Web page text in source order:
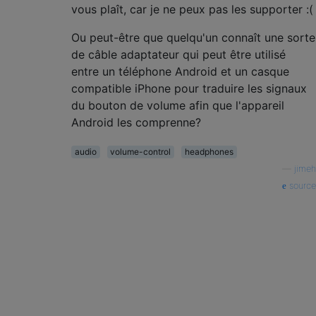
vous plaît, car je ne peux pas les supporter :(
Ou peut-être que quelqu'un connaît une sorte
de câble adaptateur qui peut être utilisé
entre un téléphone Android et un casque
compatible iPhone pour traduire les signaux
du bouton de volume afin que l'appareil
Android les comprenne?
audio volume-control
headphones
jimeh
source